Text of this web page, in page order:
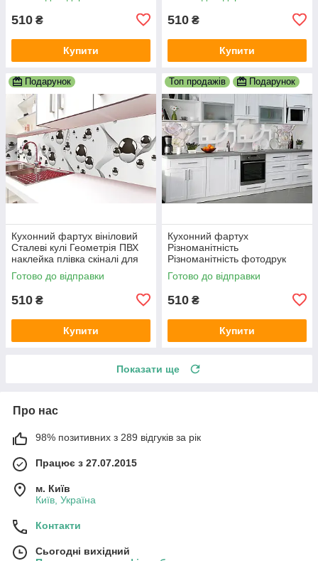
510 ₴
Купити
510 ₴
Купити
Подарунок
Кухонний фартух вініловий
Сталеві кулі Геометрія ПВХ
наклейка плівка скіналі для
кухні сірий 600х2000 мм
Готово до відправки
510 ₴
Купити
Топ продажів Подарунок
Кухонний фартух
Різноманітність
Різноманітність фотодрук
наклейка на стіну кухні
абстракція 600х2000 мм
Готово до відправки
510 ₴
Купити
Показати ще
Про нас
98% позитивних з 289 відгуків за рік
Працює з 27.07.2015
м. Київ
Київ, Україна
Контакти
Сьогодні вихідний